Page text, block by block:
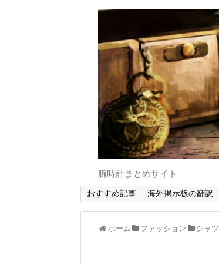
腕時計まとめサイト
おすすめ記事 海外掲示板の翻訳
ホーム ファッション シャツ